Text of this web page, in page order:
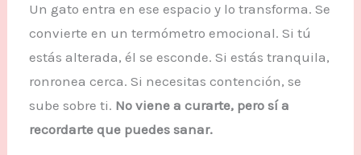
Un gato entra en ese espacio y lo transforma. Se
convierte en un termómetro emocional. Si tú
estás alterada, él se esconde. Si estás tranquila,
ronronea cerca. Si necesitas contención, se
sube sobre ti. No viene a curarte, pero sí a
recordarte que puedes sanar.